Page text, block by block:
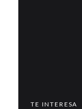
TE INTERESA